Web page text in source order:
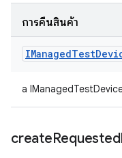
การคืนสินค้า
IManagedTest
a
createRequested